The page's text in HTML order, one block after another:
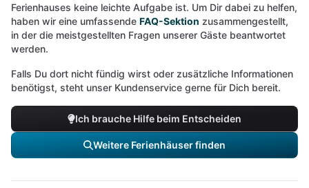
Ferienhauses keine leichte Aufgabe ist. Um Dir dabei zu helfen,
haben wir eine umfassende FAQ-Sektion zusammengestellt,
in der die meistgestellten Fragen unserer Gäste beantwortet
werden.
Falls Du dort nicht fündig wirst oder zusätzliche Informationen
benötigst, steht unser Kundenservice gerne für Dich bereit.
Ich brauche Hilfe beim Entscheiden
Weitere Ferienhäuser finden